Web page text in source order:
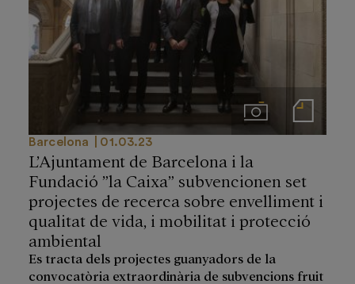
ImágenesNotas de prensa
Barcelona 01.03.23
L’Ajuntament de Barcelona i la
Fundació ”la Caixa” subvencionen set
projectes de recerca sobre envelliment i
qualitat de vida, i mobilitat i protecció
ambiental
Es tracta dels projectes guanyadors de la
convocatòria extraordinària de subvencions fruit